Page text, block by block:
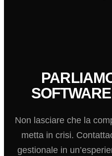
Non lasciare che la
metta in crisi.
gestionale in